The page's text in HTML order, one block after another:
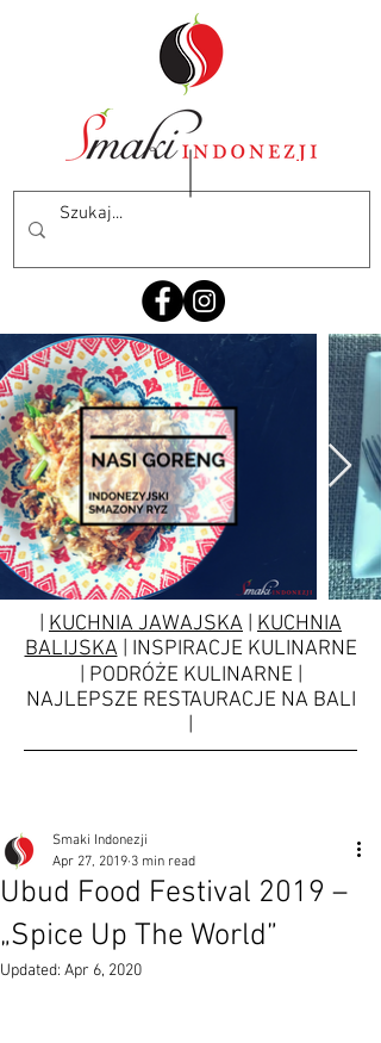
KUCHNIA JAWAJSKA
KUCHNIA
BALIJSKA | INSPIRACJE KULINARNE
| PODRÓŻE KULINARNE |
NAJLEPSZE RESTAURACJE NA BALI
Ubud Food Festival 2019 –
„Spice Up The World”
Smaki Indonezji
Apr 27, 2019 3 min read
Updated: Apr 6, 2020